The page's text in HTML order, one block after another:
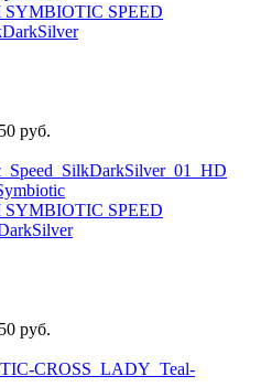
SYMBIOTIC SPEED
руб.
SYMBIOTIC SPEED
руб.